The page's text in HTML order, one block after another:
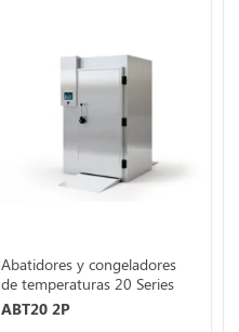
Abatidores y congeladores
de temperaturas 20 Series
ABT20 2P